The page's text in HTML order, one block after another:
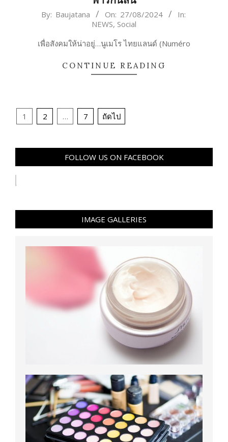
2024-
27
By: Baujatana On: 27/08/2024
In:
NEWS, Social
เพื่อสังคมให้น่าอยู่…นูเมโร ไทยแลนด์ (Numéro
CONTINUE READING
Posts
1 2 … 7 ถัดไป
FOLLOW US ON FACEBOOK
IMAGE GALLERIES